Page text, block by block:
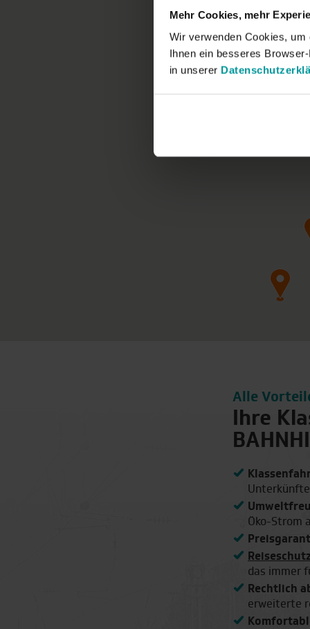
Mehr Cookies, mehr
Wir verwenden Cookies,
Ihnen ein besseres
in unserer
Ihre
Alle
Öko-Strom
das immer
Rechtlich
erweiterte